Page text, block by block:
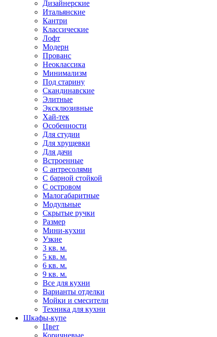
Дизайнерские
Итальянские
Кантри
Классические
Лофт
Модерн
Прованс
Неоклассика
Минимализм
Под старину
Скандинавские
Элитные
Эксклюзивные
Хай-тек
Особенности
Для студии
Для хрущевки
Для дачи
Встроенные
С антресолями
С барной стойкой
С островом
Малогабаритные
Модульные
Скрытые ручки
Размер
Мини-кухни
Узкие
3 кв. м.
5 кв. м.
6 кв. м.
9 кв. м.
Все для кухни
Варианты отделки
Мойки и смесители
Техника для кухни
Шкафы-купе
Цвет
Коричневые